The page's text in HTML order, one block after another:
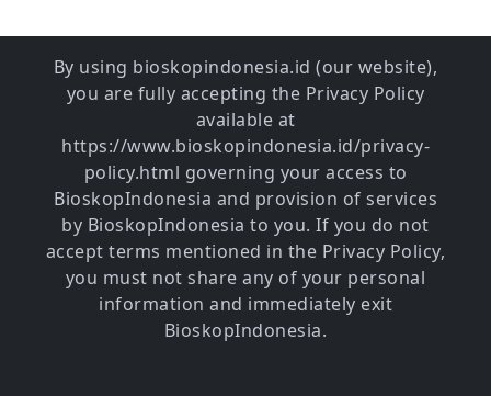
By using bioskopindonesia.id (our website),
you are fully accepting the Privacy Policy
available at
https://www.bioskopindonesia.id/privacy-
policy.html governing your access to
BioskopIndonesia and provision of services
by BioskopIndonesia to you. If you do not
accept terms mentioned in the Privacy Policy,
you must not share any of your personal
information and immediately exit
BioskopIndonesia.